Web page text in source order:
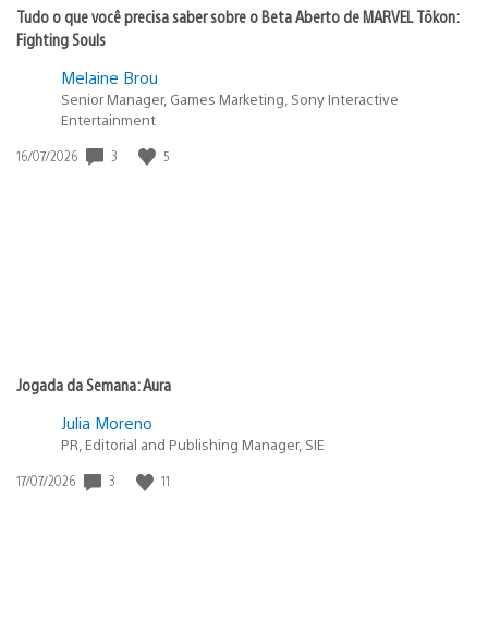
Tudo o que você precisa saber sobre o Beta Aberto de MARVEL Tōkon:
Fighting Souls
Melaine Brou
Senior Manager, Games Marketing, Sony Interactive
Entertainment
Data
16/07/2026 3 5
Jogada da Semana: Aura
Julia Moreno
PR, Editorial and Publishing Manager, SIE
Data
17/07/2026 3 11